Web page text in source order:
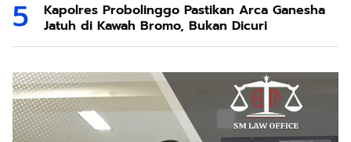
Kapolres Probolinggo Pastikan Arca Ganesha
Jatuh di Kawah Bromo, Bukan Dicuri